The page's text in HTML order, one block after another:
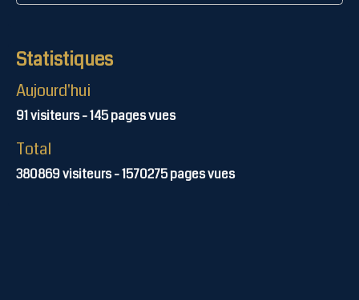
Statistiques
Aujourd'hui
91visiteurs -145pages vues
Total
380869visiteurs -1570275pages vues